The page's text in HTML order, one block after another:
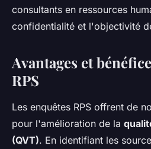
consultants en ressources
confidentialité et l'objectivité
Avantages et
RPS
Les enquêtes RPS offrent de
pour l'amélioration de la
(QVT). En identifiant les